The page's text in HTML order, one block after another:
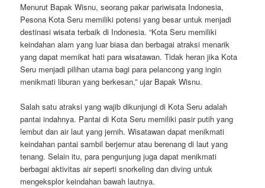
Menurut Bapak Wisnu, seorang pakar pariwisata Indonesia,
Pesona Kota Seru memiliki potensi yang besar untuk menjadi
destinasi wisata terbaik di Indonesia. “Kota Seru memiliki
keindahan alam yang luar biasa dan berbagai atraksi menarik
yang dapat memikat hati para wisatawan. Tidak heran jika Kota
Seru menjadi pilihan utama bagi para pelancong yang ingin
menikmati liburan yang berkesan,” ujar Bapak Wisnu.
Salah satu atraksi yang wajib dikunjungi di Kota Seru adalah
pantai indahnya. Pantai di Kota Seru memiliki pasir putih yang
lembut dan air laut yang jernih. Wisatawan dapat menikmati
keindahan pantai sambil berjemur atau berenang di laut yang
tenang. Selain itu, para pengunjung juga dapat menikmati
berbagai aktivitas air seperti snorkeling dan diving untuk
mengeksplor keindahan bawah lautnya.